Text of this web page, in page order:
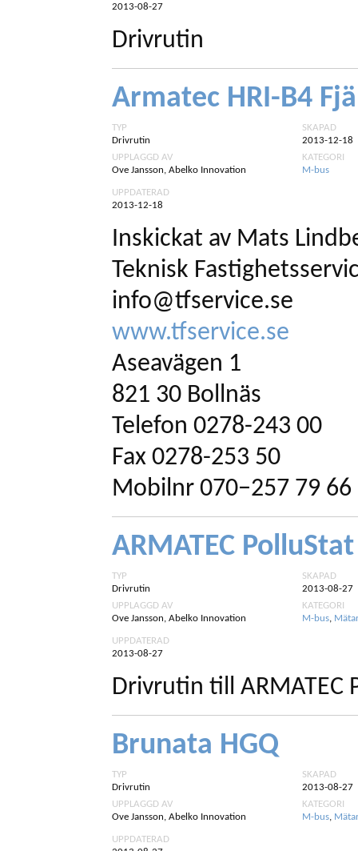
2013-08-27
Drivrutin
Armatec HRI-B4
TYP
Drivrutin
UPPLAGGD AV
Ove Jansson, Abelko Innovation
SKAPAD
2013-12-18
KATEGORI
M-bus
UPPDATERAD
2013-12-18
Inskickat av Mats
Teknisk
info@tfservice.se
www.tfservice.se
Aseavägen 1
821 30 Bollnäs
Telefon 0278-243 00
Fax 0278-253 50
Mobilnr 070−257 79 66
ARMATEC PolluStat
TYP
Drivrutin
UPPLAGGD AV
Ove Jansson, Abelko Innovation
SKAPAD
2013-08-27
KATEGORI
M-bus,
UPPDATERAD
2013-08-27
Drivrutin till ARMATEC
Brunata HGQ
TYP
Drivrutin
UPPLAGGD AV
Ove Jansson, Abelko Innovation
SKAPAD
2013-08-27
KATEGORI
M-bus,
UPPDATERAD